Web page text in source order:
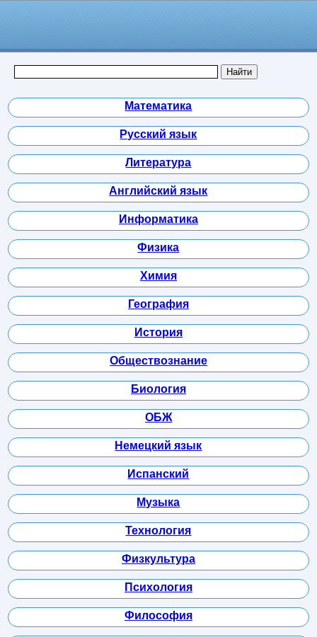
Математика
Русский язык
Литература
Английский язык
Информатика
Физика
Химия
География
История
Обществознание
Биология
ОБЖ
Немецкий язык
Испанский
Музыка
Технология
Физкультура
Психология
Философия